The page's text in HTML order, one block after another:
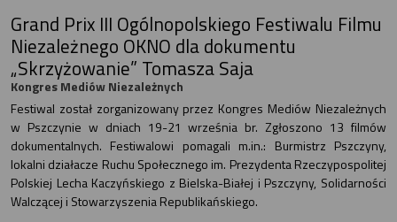
Grand Prix III Ogólnopolskiego Festiwalu Filmu
Niezależnego OKNO dla dokumentu
„Skrzyżowanie” Tomasza Saja
Kongres Mediów Niezależnych
Festiwal został zorganizowany przez Kongres Mediów Niezależnych
w Pszczynie w dniach 19-21 września br. Zgłoszono 13 filmów
dokumentalnych. Festiwalowi pomagali m.in.: Burmistrz Pszczyny,
lokalni działacze Ruchu Społecznego im. Prezydenta Rzeczypospolitej
Polskiej Lecha Kaczyńskiego z Bielska-Białej i Pszczyny, Solidarności
Walczącej i Stowarzyszenia Republikańskiego.